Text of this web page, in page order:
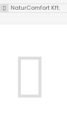
NaturComfort Kft.